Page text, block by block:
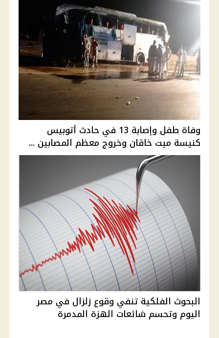
وفاة طفل وإصابة 13 في حادث أتوبيس
كنيسة ميت خاقان وخروج معظم المصابين ...
البحوث الفلكية تنفي وقوع زلزال في مصر
اليوم وتحسم شائعات الهزة المدمرة